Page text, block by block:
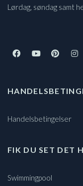
Lørdag, søndag samt
Handelsbetingelser
FIK DU SET DET
Swimmingpool